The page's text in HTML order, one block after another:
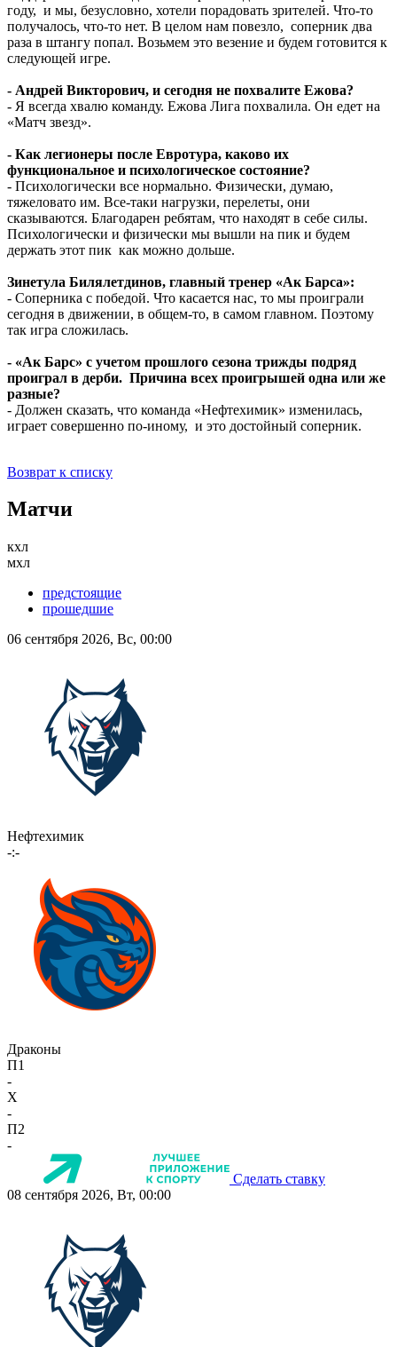
году, и мы, безусловно, хотели порадовать зрителей. Что-то
получалось, что-то нет. В целом нам повезло, соперник два
раза в штангу попал. Возьмем это везение и будем готовится к
следующей игре.
- Андрей Викторович, и сегодня не похвалите Ежова?
- Я всегда хвалю команду. Ежова Лига похвалила. Он едет на
«Матч звезд».
- Как легионеры после Евротура, каково их
функциональное и психологическое состояние?
- Психологически все нормально. Физически, думаю,
тяжеловато им. Все-таки нагрузки, перелеты, они
сказываются. Благодарен ребятам, что находят в себе силы.
Психологически и физически мы вышли на пик и будем
держать этот пик как можно дольше.
Зинетула Билялетдинов, главный тренер «Ак Барса»:
- Соперника с победой. Что касается нас, то мы проиграли
сегодня в движении, в общем-то, в самом главном. Поэтому
так игра сложилась.
- «Ак Барс» с учетом прошлого сезона трижды подряд
проиграл в дерби. Причина всех проигрышей одна или же
разные?
- Должен сказать, что команда «Нефтехимик» изменилась,
играет совершенно по-иному, и это достойный соперник.
Возврат к списку
Матчи
кхл
мхл
предстоящие
прошедшие
06 сентября 2026, Вс, 00:00
Нефтехимик
-:-
Драконы
П1
-
X
-
П2
-
Сделать ставку
08 сентября 2026, Вт, 00:00